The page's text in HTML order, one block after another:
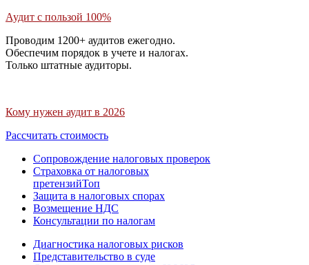
Аудит с пользой 100%
Проводим 1200+ аудитов ежегодно.
Обеспечим порядок в учете и налогах.
Только штатные аудиторы.
Кому нужен аудит в 2026
Рассчитать стоимость
Сопровождение налоговых проверок
Страховка от налоговых
претензийТоп
Защита в налоговых спорах
Возмещение НДС
Консультации по налогам
Диагностика налоговых рисков
Представительство в суде